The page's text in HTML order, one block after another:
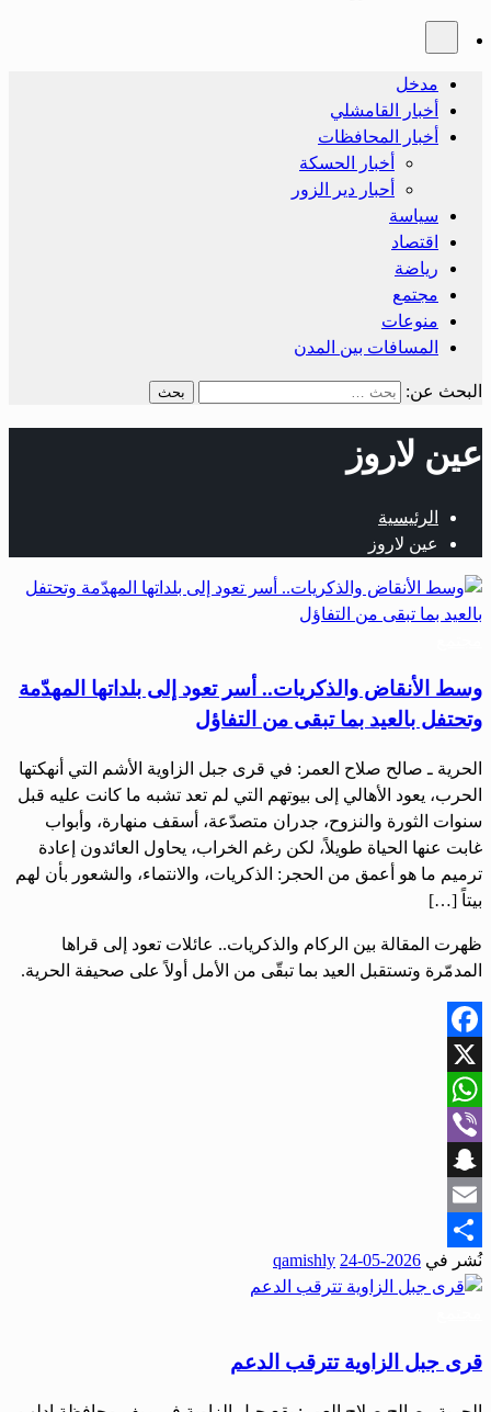
مدخل
أخبار القامشلي
أخبار المحافظات
أخبار الحسكة
أحبار دير الزور
سياسة
اقتصاد
رياضة
مجتمع
منوعات
المسافات بين المدن
البحث عن:
عين لاروز
الرئيسية
عين لاروز
وسط الأنقاض والذكريات.. أسر تعود إلى بلداتها المهدّمة
وتحتفل بالعيد بما تبقى من التفاؤل
الحرية ـ صالح صلاح العمر: في قرى جبل الزاوية الأشم التي أنهكتها
الحرب، يعود الأهالي إلى بيوتهم التي لم تعد تشبه ما كانت عليه قبل
سنوات الثورة والنزوح، جدران متصدّعة، أسقف منهارة، وأبواب
غابت عنها الحياة طويلاً، لكن رغم الخراب، يحاول العائدون إعادة
ترميم ما هو أعمق من الحجر: الذكريات، والانتماء، والشعور بأن لهم
بيتاً […]
ظهرت المقالة بين الركام والذكريات.. عائلات تعود إلى قراها
المدمّرة وتستقبل العيد بما تبقّى من الأمل أولاً على صحيفة الحرية.
Facebook
X
WhatsApp
Viber
Snapchat
Email
Share
نُشر في 2026-05-24
qamishly
قرى جبل الزاوية تترقب الدعم